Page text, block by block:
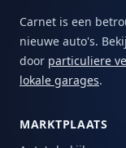
Carnet is een
nieuwe auto's.
door particuliere
lokale garages.
MARKTPLAATS